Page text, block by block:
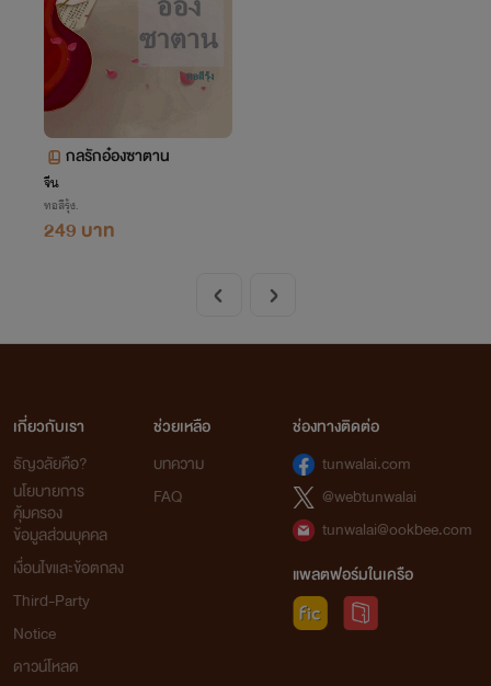
กลรักอ๋องซาตาน
จีน
ทอสีรุ้ง.
249 บาท
เกี่ยวกับเรา
ธัญวลัยคือ?
นโยบายการ
คุ้มครอง
ข้อมูลส่วนบุคคล
เงื่อนไขและข้อตกลง
Third-Party
Notice
ดาวน์โหลด
ช่วยเหลือ
บทความ
FAQ
ช่องทางติดต่อ
tunwalai.com
@webtunwalai
tunwalai@ookbee.com
แพลตฟอร์มในเครือ